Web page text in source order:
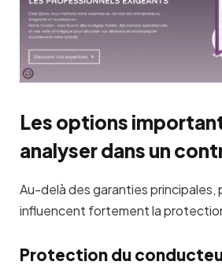
Les options
analyser dans un
Au-delà des garanties principales,
influencent fortement la
Protection du